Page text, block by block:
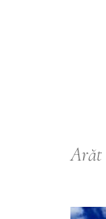
Arăt